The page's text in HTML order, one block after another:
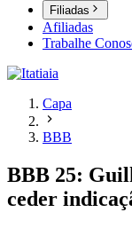
Filiadas
Afiliadas
Trabalhe
Capa
BBB
BBB 25:
ceder